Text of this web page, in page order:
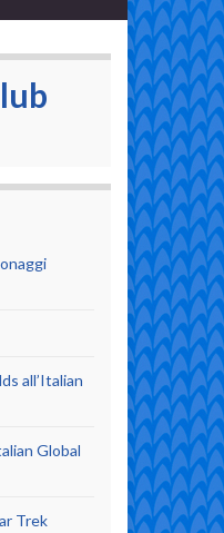
all’Italian
Global
Trek